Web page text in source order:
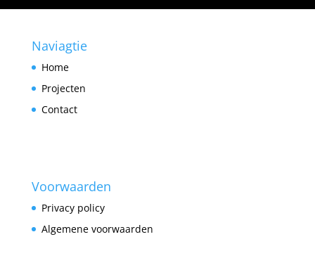
Naviagtie
Home
Projecten
Contact
Voorwaarden
Privacy policy
Algemene voorwaarden